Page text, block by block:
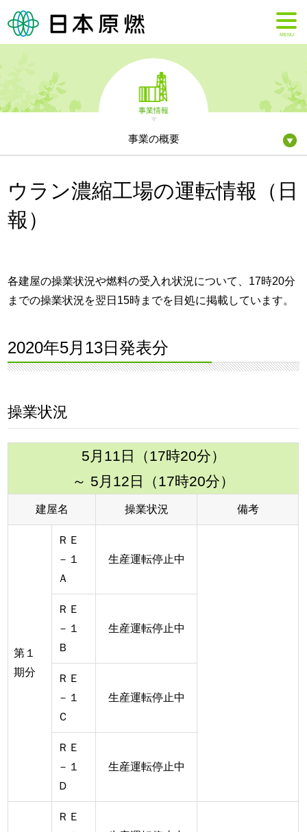
MENU
事業情報
事業の概要
ウラン濃縮工場の運転情報（日
報）
各建屋の操業状況や燃料の受入れ状況について、17時20分
までの操業状況を翌日15時までを目処に掲載しています。
2020年5月13日発表分
操業状況
5月11日（17時20分）
～ 5月12日（17時20分）
建屋名 操業状況 備考
第１
期分
ＲＥ
－１
Ａ
生産運転停止中
ＲＥ
－１
Ｂ
生産運転停止中
ＲＥ
－１
Ｃ
生産運転停止中
ＲＥ
－１
Ｄ
生産運転停止中
ＲＥ